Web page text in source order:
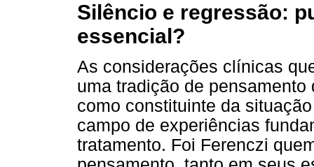
Silêncio e regressão:
essencial?
As considerações clínicas
uma tradição de
como constituinte da
campo de experiências
tratamento. Foi Ferenczi